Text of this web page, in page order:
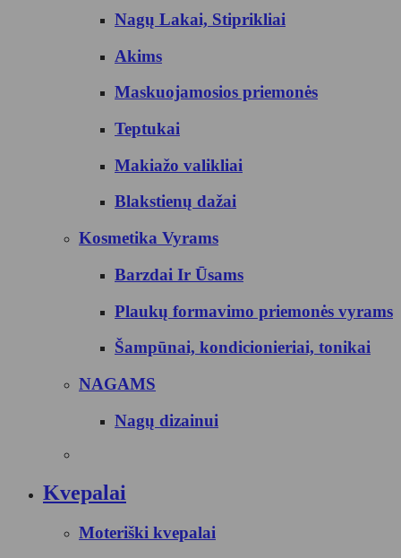
Nagų Lakai, Stiprikliai
Akims
Maskuojamosios priemonės
Teptukai
Makiažo valikliai
Blakstienų dažai
Kosmetika Vyrams
Barzdai Ir Ūsams
Plaukų formavimo priemonės vyrams
Šampūnai, kondicionieriai, tonikai
NAGAMS
Nagų dizainui
Kvepalai
Moteriški kvepalai